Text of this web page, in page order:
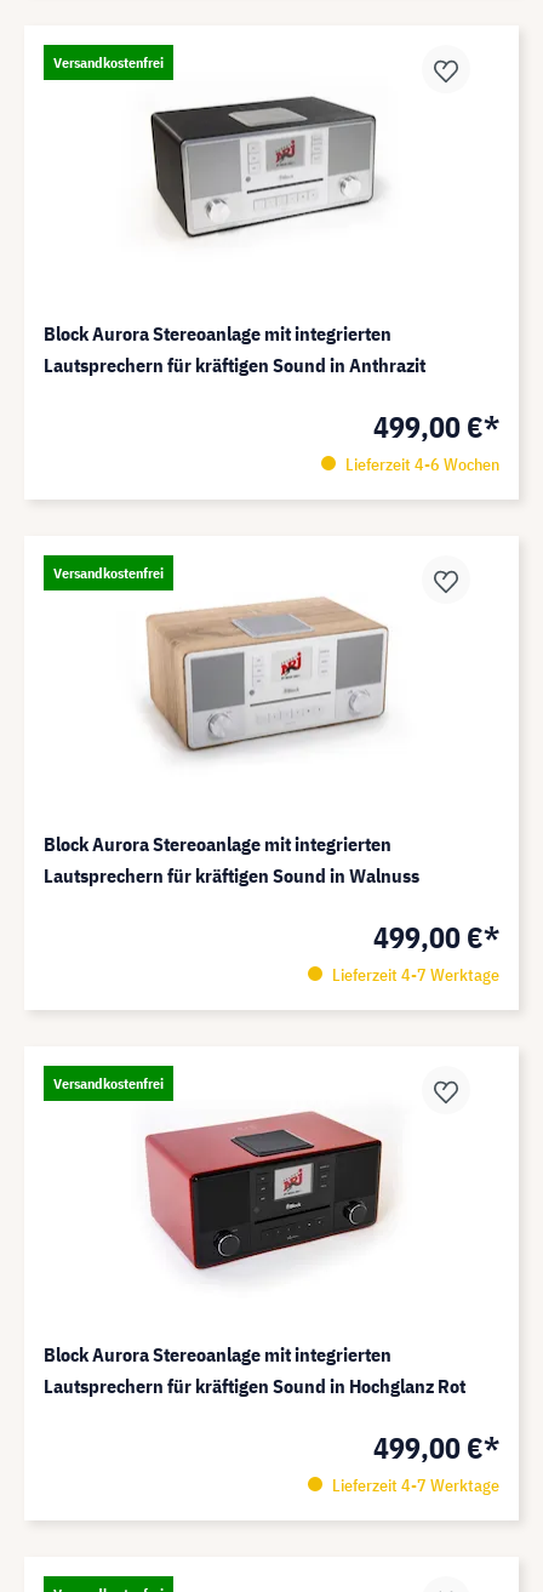
Versandkostenfrei
Block Aurora Stereoanlage mit integrierten
Lautsprechern für kräftigen Sound in Anthrazit
499,00 €*
Lieferzeit 4-6 Wochen
Versandkostenfrei
Block Aurora Stereoanlage mit integrierten
Lautsprechern für kräftigen Sound in Walnuss
499,00 €*
Lieferzeit 4-7 Werktage
Versandkostenfrei
Block Aurora Stereoanlage mit integrierten
Lautsprechern für kräftigen Sound in Hochglanz Rot
499,00 €*
Lieferzeit 4-7 Werktage